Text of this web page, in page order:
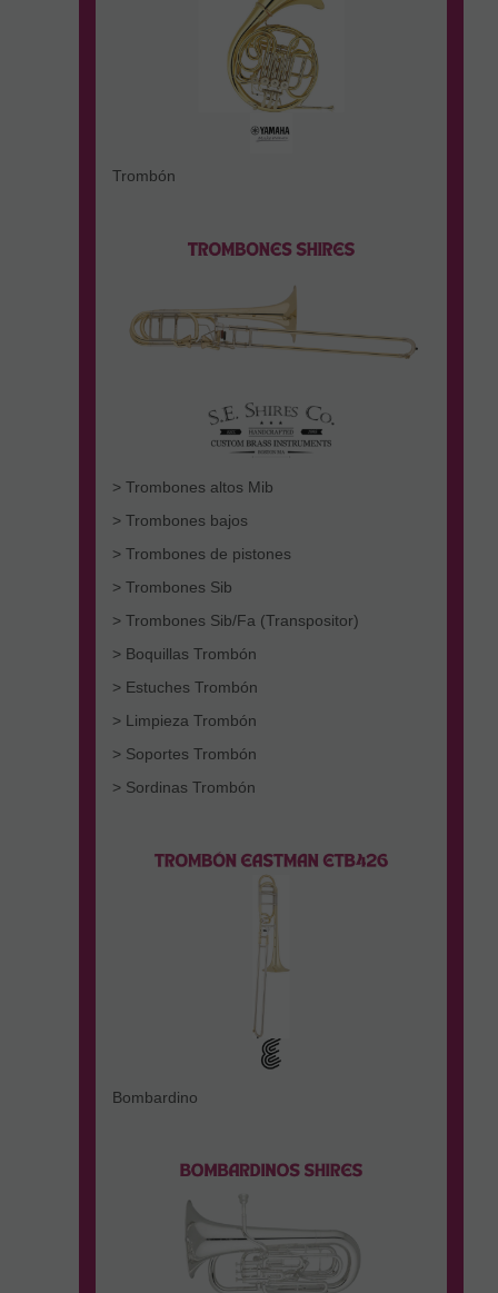
Trombón
> Trombones altos Mib
> Trombones bajos
> Trombones de pistones
> Trombones Sib
> Trombones Sib/Fa (Transpositor)
> Boquillas Trombón
> Estuches Trombón
> Limpieza Trombón
> Soportes Trombón
> Sordinas Trombón
Bombardino